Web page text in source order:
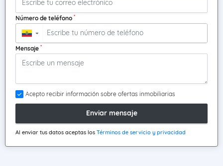
Número de teléfono *
▼
Mensaje *
Acepto recibir información sobre ofertas inmobiliarias
Enviar mensaje
Al enviar tus datos aceptas los Términos de servicio y privacidad